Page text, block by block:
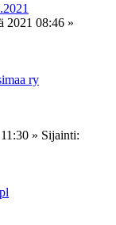
2021 08:46 »
ry
» Sijainti: